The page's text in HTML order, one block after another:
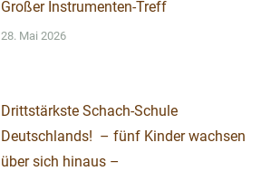
Großer Instrumenten-Treff
28. Mai 2026
Drittstärkste Schach-Schule
Deutschlands! – fünf Kinder wachsen
über sich hinaus –